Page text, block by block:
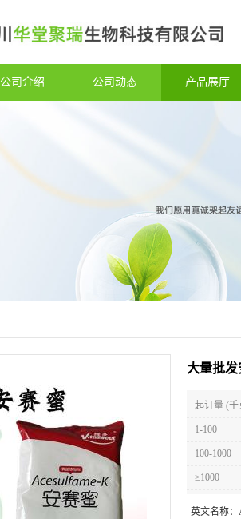
公司介绍 公司动态 产品展厅
大量批
起订量 (千
1-100
100-1000
≥1000
英文名称：